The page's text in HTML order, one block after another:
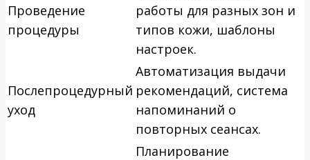
Проведение
процедуры
работы для разных зон и
типов кожи, шаблоны
настроек.
Послепроцедурный
уход
Автоматизация выдачи
рекомендаций, система
напоминаний о
повторных сеансах.
Планирование